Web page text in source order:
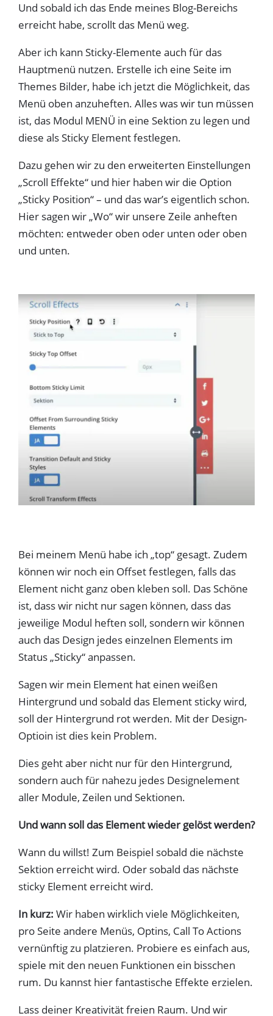
Und sobald ich das Ende meines Blog-Bereichs
erreicht habe, scrollt das Menü weg.
Aber ich kann Sticky-Elemente auch für das
Hauptmenü nutzen. Erstelle ich eine Seite im
Themes Bilder, habe ich jetzt die Möglichkeit, das
Menü oben anzuheften. Alles was wir tun müssen
ist, das Modul MENÜ in eine Sektion zu legen und
diese als Sticky Element festlegen.
Dazu gehen wir zu den erweiterten Einstellungen
„Scroll Effekte“ und hier haben wir die Option
„Sticky Position“ – und das war’s eigentlich schon.
Hier sagen wir „Wo“ wir unsere Zeile anheften
möchten: entweder oben oder unten oder oben
und unten.
Bei meinem Menü habe ich „top“ gesagt. Zudem
können wir noch ein Offset festlegen, falls das
Element nicht ganz oben kleben soll. Das Schöne
ist, dass wir nicht nur sagen können, dass das
jeweilige Modul heften soll, sondern wir können
auch das Design jedes einzelnen Elements im
Status „Sticky“ anpassen.
Sagen wir mein Element hat einen weißen
Hintergrund und sobald das Element sticky wird,
soll der Hintergrund rot werden. Mit der Design-
Optioin ist dies kein Problem.
Dies geht aber nicht nur für den Hintergrund,
sondern auch für nahezu jedes Designelement
aller Module, Zeilen und Sektionen.
Und wann soll das Element wieder gelöst werden?
Wann du willst! Zum Beispiel sobald die nächste
Sektion erreicht wird. Oder sobald das nächste
sticky Element erreicht wird.
In kurz: Wir haben wirklich viele Möglichkeiten,
pro Seite andere Menüs, Optins, Call To Actions
vernünftig zu platzieren. Probiere es einfach aus,
spiele mit den neuen Funktionen ein bisschen
rum. Du kannst hier fantastische Effekte erzielen.
Lass deiner Kreativität freien Raum. Und wir